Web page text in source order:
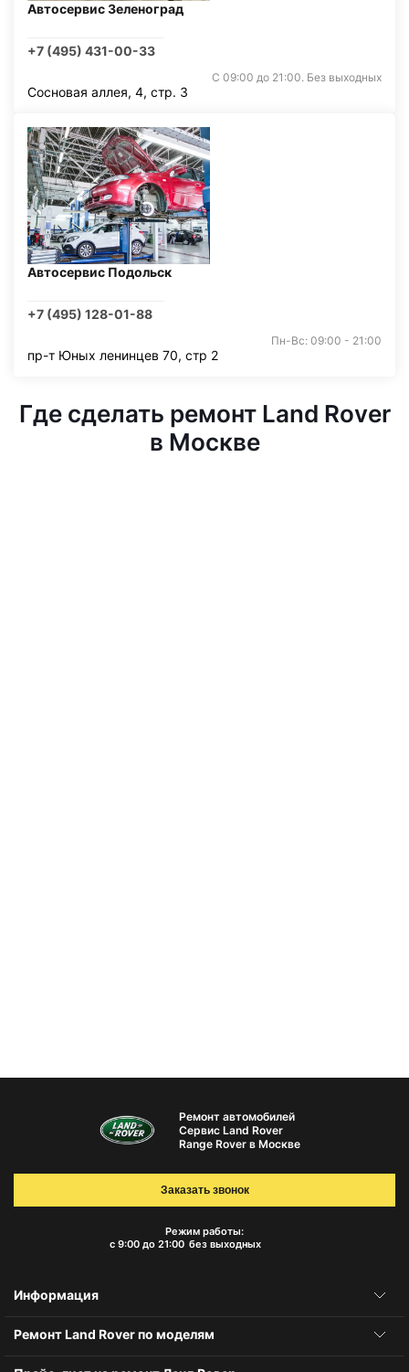
Автосервис Зеленоград
+7 (495) 431-00-33
С 09:00 до 21:00. Без выходных
Сосновая аллея, 4, стр. 3
Автосервис Подольск
+7 (495) 128-01-88
Пн-Вс: 09:00 - 21:00
пр-т Юных ленинцев 70, стр 2
Где сделать ремонт Land Rover
в Москве
Ремонт автомобилей
Сервис Land Rover
Range Rover в Москве
Режим работы:
с 9:00 до 21:00 без выходных
Заказать звонок
Информация
Ремонт Land Rover по моделям